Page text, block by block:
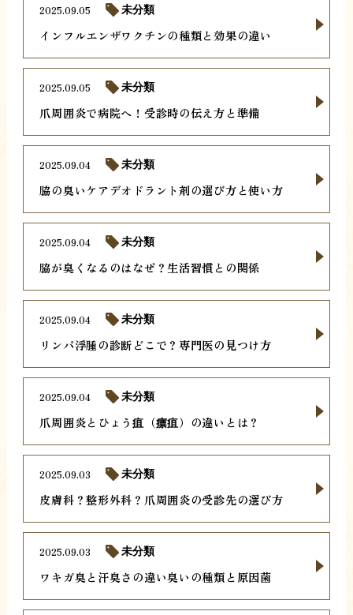
インフルエンザワクチンの種類と効果の違い
2025.09.05 未分類
爪周囲炎で病院へ！受診時の伝え方と準備
2025.09.05 未分類
脇の臭いケアデオドラント剤の選び方と使い方
2025.09.04 未分類
脇が臭くなるのはなぜ？生活習慣との関係
2025.09.04 未分類
リンパ浮腫の診断どこで？専門医の見つけ方
2025.09.04 未分類
爪周囲炎とひょう疽（瘭疽）の違いとは？
2025.09.04 未分類
皮膚科？整形外科？爪周囲炎の受診先の選び方
2025.09.03 未分類
ワキガ臭と汗臭さの違い臭いの種類と原因菌
2025.09.03 未分類